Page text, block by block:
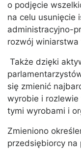
o podjęcie
na celu usunięcie
administracyjno-
rozwój winiarstwa
Także dzięki
się zmienić
wyrobie i
tymi wyrobami i
Zmieniono
przedsiębiorcy na